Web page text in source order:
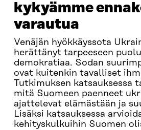
kykyämme
varautua
Venäjän hyökkäyssota
herättänyt tarpeeseen
demokratiaa. Sodan
ovat kuitenkin tavalliset
Tutkimuksen katsauksessa
mitä Suomeen paenneet
ajattelevat elämästään ja
Lisäksi katsauksessa
kehityskulkuihin Suomen